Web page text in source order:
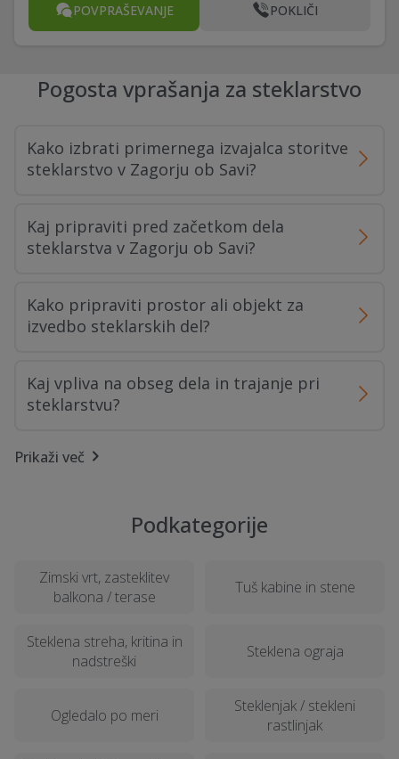
POVPRAŠEVANJE POKLIČI
Pogosta vprašanja za steklarstvo
Kako izbrati primernega izvajalca storitve
steklarstvo v Zagorju ob Savi?
Kaj pripraviti pred začetkom dela
steklarstva v Zagorju ob Savi?
Kako pripraviti prostor ali objekt za
izvedbo steklarskih del?
Kaj vpliva na obseg dela in trajanje pri
steklarstvu?
Kako poteka postopek izvedbe steklarstva
Kako preveriti reference in izkušnje
steklarstva?
Kaj vključuje običajna izvedba storitve
steklarstva?
Prikaži več
Podkategorije
Zimski vrt, zasteklitev
balkona / terase
Tuš kabine in stene
Steklena streha, kritina in
nadstreški
Steklena ograja
Ogledalo po meri
Steklenjak / stekleni
rastlinjak